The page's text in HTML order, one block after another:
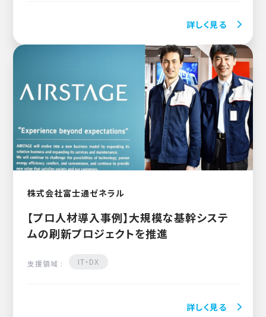
詳しく見る
株式会社富士通ゼネラル
【プロ人材導入事例】大規模な基幹システ
ムの刷新プロジェクトを推進
支援領域 : IT・DX
詳しく見る